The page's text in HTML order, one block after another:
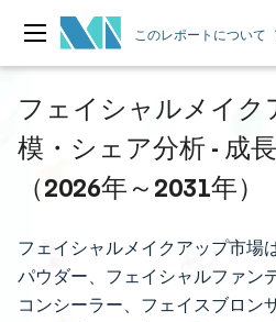
このレポートについて
フェイシャルメイク
模・シェア分析 - 成
（2026年～2031年）
フェイシャルメイクアップ市場
パウダー、フェイシャルファン
コンシーラー、フェイスブロン